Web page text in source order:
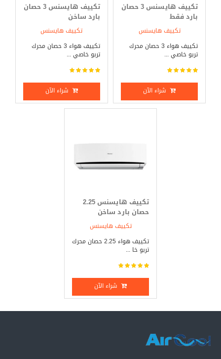
تكييف هايسنس 3 حصان
بارد فقط
تكييف هايسنس
تكييف هواء 3 حصان محرك
تربو خاصي ...
شراء الآن
تكييف هايسنس 3 حصان
بارد ساخن
تكييف هايسنس
تكييف هواء 3 حصان محرك
تربو خاصي ...
شراء الآن
تكييف هايسنس 2.25
حصان بارد ساخن
تكييف هايسنس
تكييف هواء 2.25 حصان محرك
تربو خا ...
شراء الآن